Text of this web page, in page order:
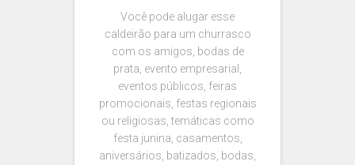
Você pode alugar esse
caldeirão para um churrasco
com os amigos, bodas de
prata, evento empresarial,
eventos públicos, feiras
promocionais, festas regionais
ou religiosas, temáticas como
festa junina, casamentos,
aniversários, batizados, bodas,